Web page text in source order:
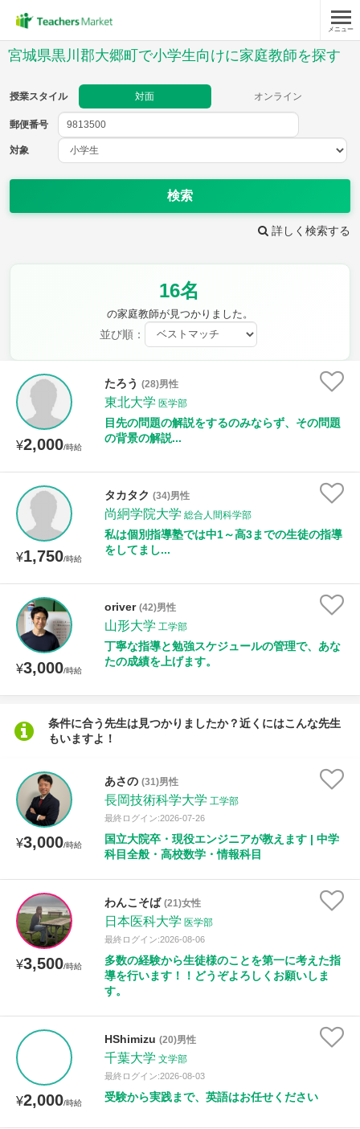
メニュー
宮城県黒川郡大郷町で小学生向けに家庭教師を探す
授業スタイル 対面 オンライン
郵便番号
対象
検索
詳しく検索する
16名
の家庭教師が見つかりました。
並び順：
¥2,000/時給
たろう (28)男性
東北大学 医学部
目先の問題の解説をするのみならず、その問題
の背景の解説...
¥1,750/時給
タカタク (34)男性
尚絅学院大学 総合人間科学部
私は個別指導塾では中1～高3までの生徒の指導
をしてまし...
¥3,000/時給
oriver (42)男性
山形大学 工学部
丁寧な指導と勉強スケジュールの管理で、あな
たの成績を上げます。
条件に合う先生は見つかりましたか？近くにはこんな先生
もいますよ！
¥3,000/時給
あさの (31)男性
長岡技術科学大学 工学部
最終ログイン:2026-07-26
国立大院卒・現役エンジニアが教えます | 中学
科目全般・高校数学・情報科目
¥3,500/時給
わんこそば (21)女性
日本医科大学 医学部
最終ログイン:2026-08-06
多数の経験から生徒様のことを第一に考えた指
導を行います！！どうぞよろしくお願いしま
す。
¥2,000/時給
HShimizu (20)男性
千葉大学 文学部
最終ログイン:2026-08-03
受験から実践まで、英語はお任せください
郵便番号
教科
理科
保健・体育 図画工作 書写
時給：¥1,000 ～ ¥10,000
授業可能日
土曜日 日曜日
所属大学
距離：15km以内
年齢：18-101歳